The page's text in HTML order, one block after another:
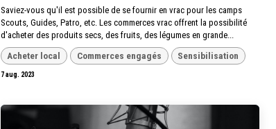
Saviez-vous qu'il est possible de se fournir en vrac pour les camps
Scouts, Guides, Patro, etc. Les commerces vrac offrent la possibilité
d'acheter des produits secs, des fruits, des légumes en grande...
Acheter local Commerces engagés Sensibilisation
7 aug. 2023